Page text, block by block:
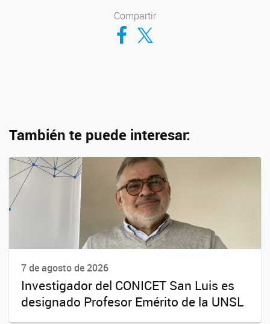
Compartir
Compartir en Facebook
Compartir en Twitter
También te puede interesar:
7 de agosto de 2026
Investigador del CONICET San Luis es
designado Profesor Emérito de la UNSL